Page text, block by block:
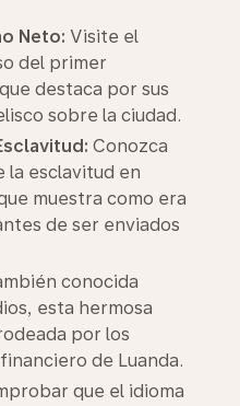
Neto: Visite el
del primer
destaca por sus
sobre la ciudad.
Conozca
la esclavitud en
muestra como era
de ser enviados
conocida
esta hermosa
por los
de Luanda.
que el idioma